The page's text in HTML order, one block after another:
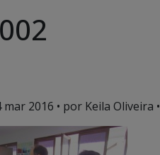
mar 2016 • por Keila Oliveira •